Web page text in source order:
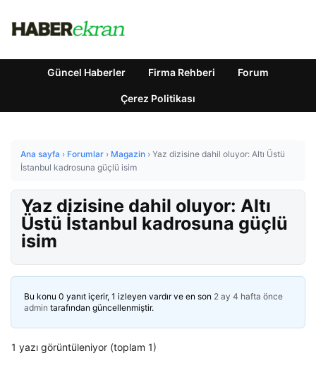
Güncel Haberler Firma Rehberi Forum
Çerez Politikası
Ana sayfa › Forumlar › Magazin › Yaz dizisine dahil oluyor: Altı Üstü
İstanbul kadrosuna güçlü isim
Yaz dizisine dahil oluyor: Altı
Üstü İstanbul kadrosuna güçlü
isim
Bu konu 0 yanıt içerir, 1 izleyen vardır ve en son 2 ay 4 hafta önce
admin tarafından güncellenmiştir.
1 yazı görüntüleniyor (toplam 1)